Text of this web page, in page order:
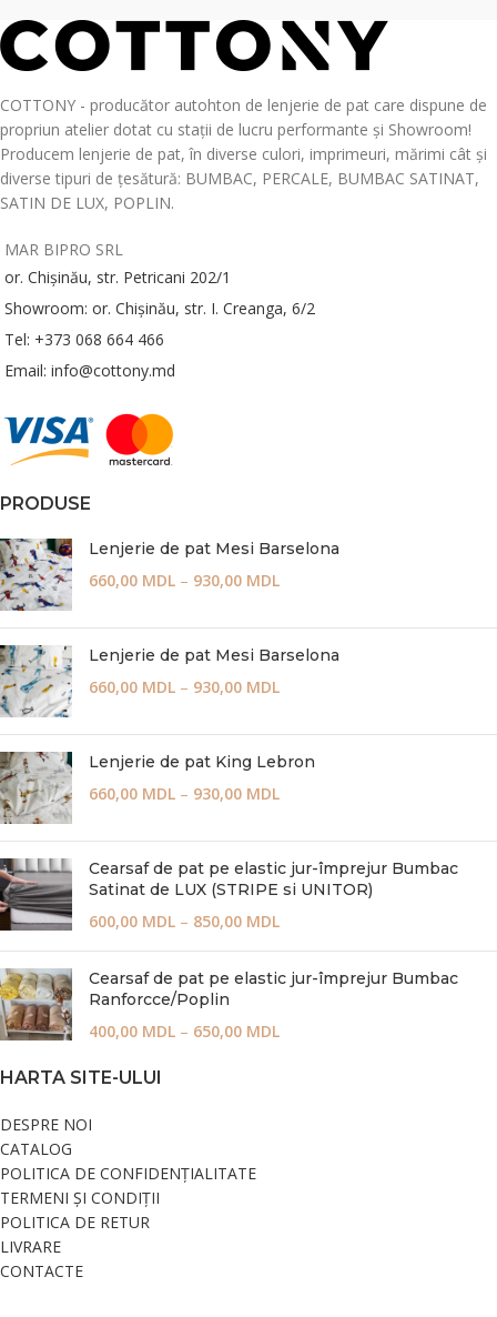
COTTONY - producător autohton de lenjerie de pat care dispune de
propriun atelier dotat cu stații de lucru performante și Showroom!
Producem lenjerie de pat, în diverse culori, imprimeuri, mărimi cât și
diverse tipuri de țesătură: BUMBAC, PERCALE, BUMBAC SATINAT,
SATIN DE LUX, POPLIN.
MAR BIPRO SRL
or. Chișinău, str. Petricani 202/1
Showroom: or. Chișinău, str. I. Creanga, 6/2
Tel: +373 068 664 466
Email: info@cottony.md
PRODUSE
Lenjerie de pat Mesi Barselona
660,00 MDL – 930,00 MDL
Lenjerie de pat Mesi Barselona
660,00 MDL – 930,00 MDL
Lenjerie de pat King Lebron
660,00 MDL – 930,00 MDL
Cearsaf de pat pe elastic jur-împrejur Bumbac
Satinat de LUX (STRIPE si UNITOR)
600,00 MDL – 850,00 MDL
Cearsaf de pat pe elastic jur-împrejur Bumbac
Ranforcce/Poplin
400,00 MDL – 650,00 MDL
HARTA SITE-ULUI
DESPRE NOI
CATALOG
POLITICA DE CONFIDENȚIALITATE
TERMENI ȘI CONDIȚII
POLITICA DE RETUR
LIVRARE
CONTACTE